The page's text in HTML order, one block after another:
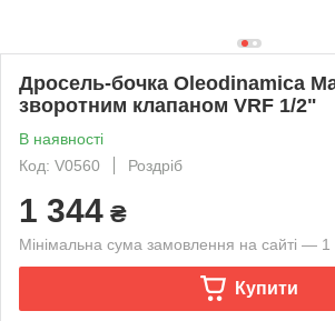
Дросель-бочка Oleodinamica
зворотним клапаном VRF 1/2"
В наявності
Код: V0560
Роздріб
1 344 ₴
Мінімальна сума замовлення на сайті —
Купити